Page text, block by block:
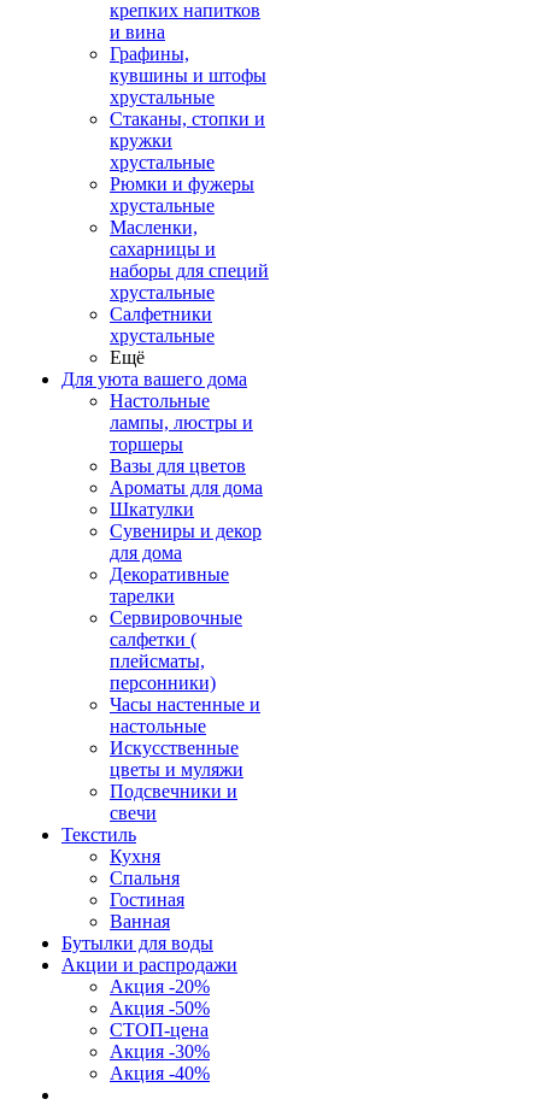
крепких напитков
и вина
Графины,
кувшины и штофы
хрустальные
Стаканы, стопки и
кружки
хрустальные
Рюмки и фужеры
хрустальные
Масленки,
сахарницы и
наборы для специй
хрустальные
Салфетники
хрустальные
Ещё
Для уюта вашего дома
Настольные
лампы, люстры и
торшеры
Вазы для цветов
Ароматы для дома
Шкатулки
Сувениры и декор
для дома
Декоративные
тарелки
Сервировочные
салфетки (
плейсматы,
персонники)
Часы настенные и
настольные
Искусственные
цветы и муляжи
Подсвечники и
свечи
Текстиль
Кухня
Спальня
Гостиная
Ванная
Бутылки для воды
Акции и распродажи
Акция -20%
Акция -50%
СТОП-цена
Акция -30%
Акция -40%